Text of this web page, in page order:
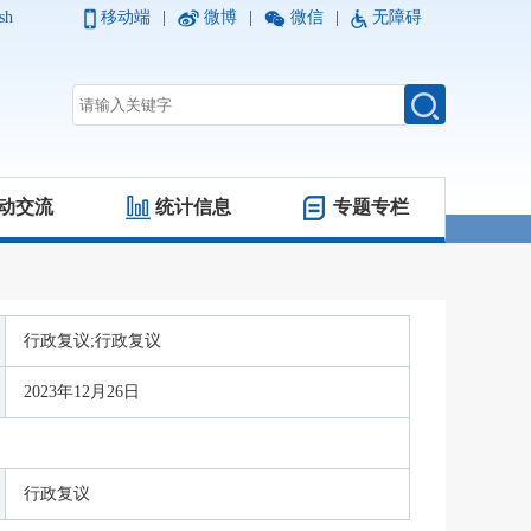
移动端 微博 微信 无障碍
交流 统计信息 专题专栏
行政复议;行政复议
2023年12月26日
行政复议